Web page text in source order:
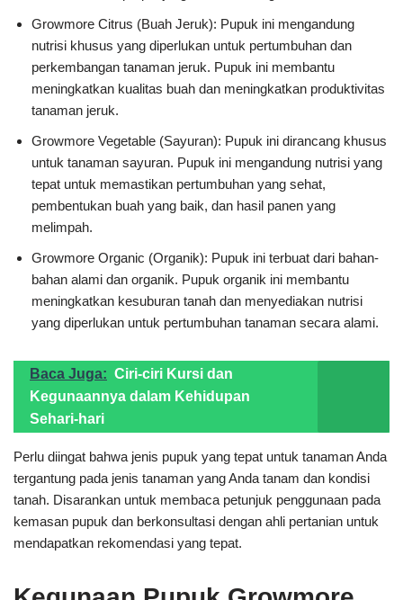
Growmore Citrus (Buah Jeruk): Pupuk ini mengandung
nutrisi khusus yang diperlukan untuk pertumbuhan dan
perkembangan tanaman jeruk. Pupuk ini membantu
meningkatkan kualitas buah dan meningkatkan produktivitas
tanaman jeruk.
Growmore Vegetable (Sayuran): Pupuk ini dirancang khusus
untuk tanaman sayuran. Pupuk ini mengandung nutrisi yang
tepat untuk memastikan pertumbuhan yang sehat,
pembentukan buah yang baik, dan hasil panen yang
melimpah.
Growmore Organic (Organik): Pupuk ini terbuat dari bahan-
bahan alami dan organik. Pupuk organik ini membantu
meningkatkan kesuburan tanah dan menyediakan nutrisi
yang diperlukan untuk pertumbuhan tanaman secara alami.
Baca Juga: Ciri-ciri Kursi dan
Kegunaannya dalam Kehidupan
Sehari-hari
Perlu diingat bahwa jenis pupuk yang tepat untuk tanaman Anda
tergantung pada jenis tanaman yang Anda tanam dan kondisi
tanah. Disarankan untuk membaca petunjuk penggunaan pada
kemasan pupuk dan berkonsultasi dengan ahli pertanian untuk
mendapatkan rekomendasi yang tepat.